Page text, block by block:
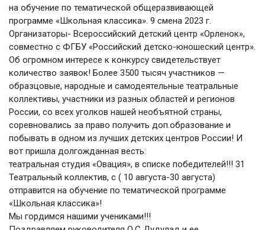
на обучение по тематической общеразвивающей
программе «Школьная классика». 9 смена 2023 г.
Организаторы- Всероссийский детский центр «Орленок»,
совместно с ФГБУ «Российский детско-юношеский центр».
Об огромном интересе к конкурсу свидетельствует
количество заявок! Более 3500 тысяч участников —
образцовые, народные и самодеятельные театральные
коллективы, участники из разных областей и регионов
России, со всех уголков нашей необъятной страны,
соревновались за право получить доп.образование и
побывать в одном из лучших детских центров России! И
вот пришла долгожданная весть:
театральная студия «Овация», в списке победителей!!! 31
Театральный коллектив, с ( 10 августа-30 августа)
отправится на обучение по тематической программе
«Школьная классика»!
Мы гордимся нашими учениками!!!